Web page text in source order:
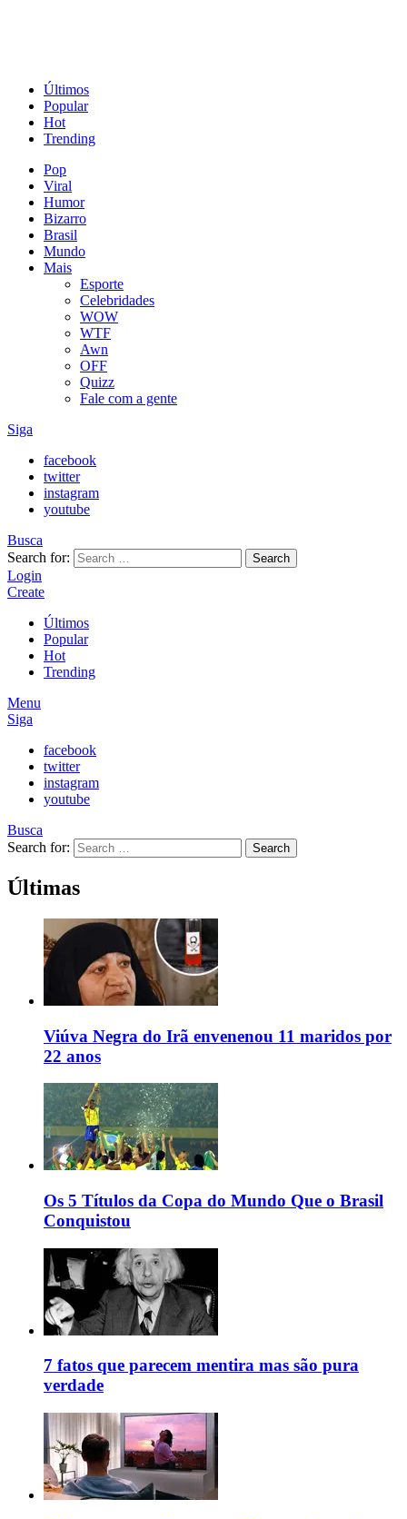
Últimos
Popular
Hot
Trending
Pop
Viral
Humor
Bizarro
Brasil
Mundo
Mais
Esporte
Celebridades
WOW
WTF
Awn
OFF
Quizz
Fale com a gente
Siga
facebook
twitter
instagram
youtube
Busca
Search for:
Search
Login
Create
Últimos
Popular
Hot
Trending
Menu
Siga
facebook
twitter
instagram
youtube
Busca
Search for:
Search
Últimas
Viúva Negra do Irã envenenou 11 maridos por
22 anos
Os 5 Títulos da Copa do Mundo Que o Brasil
Conquistou
7 fatos que parecem mentira mas são pura
verdade